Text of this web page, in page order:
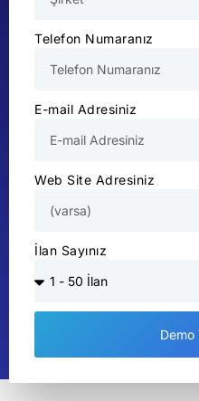
Telefon Numaranız
E-mail Adresiniz
Web Site Adresiniz
İlan Sayınız
Demo